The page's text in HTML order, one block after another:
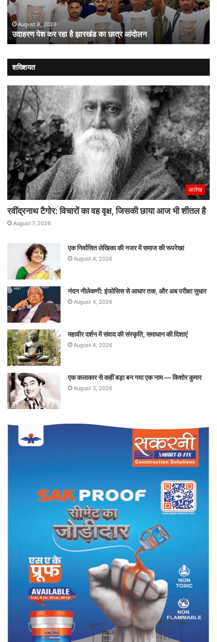
का
छात्र
आंदोलनAugust 8, 2026
उदाहरण पेश कर रहा है झारखंड का छात्र आंदोलन
कब
शख्शियत
आलेख
रवींद्रनाथ टैगोर: विचारों का वह वृक्ष, जिसकी छाया आज भी शीतल है
August 7, 2026
एक निर्वासित लेखिका की नजर में समाज की रूपरेखा
August 4, 2026
नंदन नीलेकणी: इंफोसिस से आधार तक, और अब परीक्षा सुधार
August 4, 2026
महावीर दर्शन में संवाद की संस्कृति, समाधान की दिशाएं
August 4, 2026
एक कलाकार से कहीं बड़ा बन गया एक नाम — किशोर कुमार
August 3, 2026